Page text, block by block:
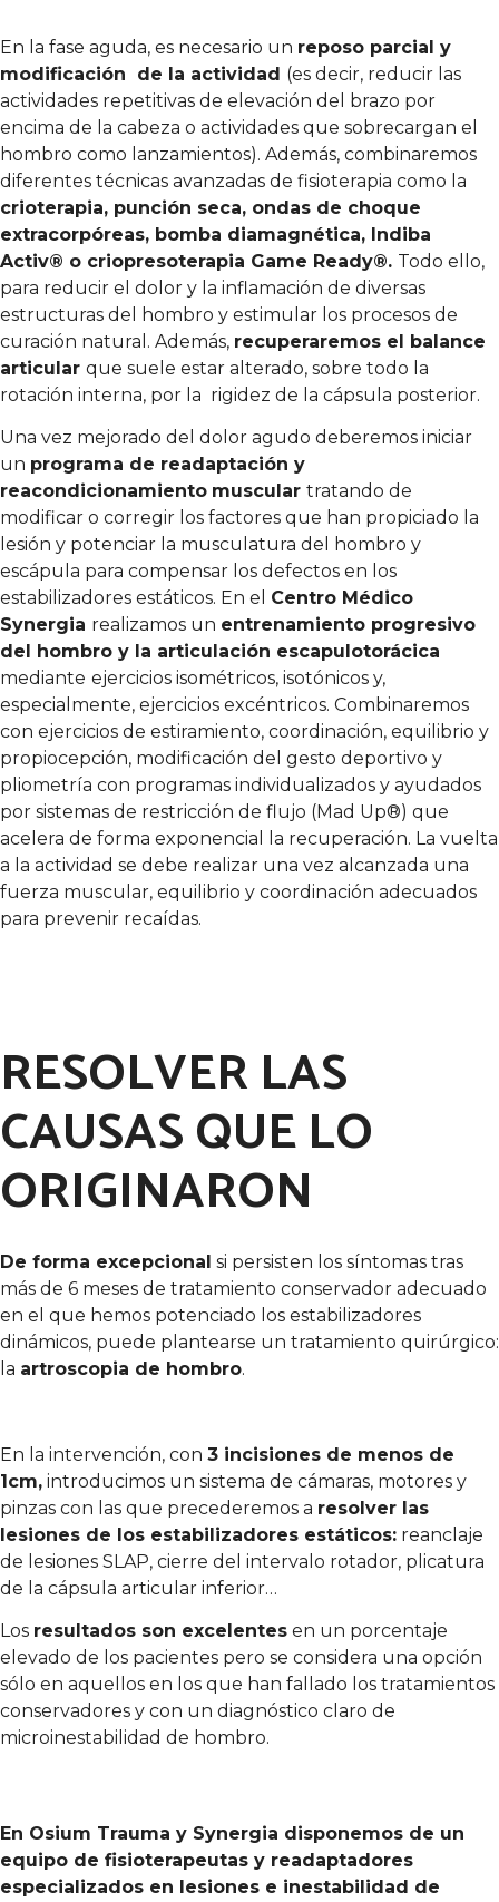
En la fase aguda, es necesario un reposo parcial y
modificación
de la actividad (es decir, reducir las
actividades repetitivas de elevación del brazo por
encima de la cabeza o actividades que sobrecargan el
hombro como lanzamientos). Además, combinaremos
diferentes técnicas avanzadas de fisioterapia como la
crioterapia, punción seca, ondas de choque
extracorpóreas, bomba diamagnética, Indiba
Activ® o criopresoterapia Game Ready®. Todo ello,
para reducir el dolor y la inflamación de diversas
estructuras del hombro y estimular los procesos de
curación natural. Además, recuperaremos el balance
articular que suele estar alterado, sobre todo la
rotación interna, por la rigidez de la cápsula posterior.
Una vez mejorado del dolor agudo deberemos iniciar
un programa de readaptación y
reacondicionamiento muscular tratando de
modificar o corregir los factores que han propiciado la
lesión y potenciar la musculatura del hombro y
escápula para compensar los defectos en los
estabilizadores estáticos. En el Centro Médico
Synergia realizamos un entrenamiento progresivo
del hombro y la articulación escapulotorácica
mediante ejercicios isométricos, isotónicos y,
especialmente, ejercicios excéntricos. Combinaremos
con ejercicios de estiramiento, coordinación, equilibrio y
propiocepción, modificación del gesto deportivo y
pliometría con programas individualizados y ayudados
por sistemas de restricción de flujo (Mad Up®) que
acelera de forma exponencial la recuperación. La vuelta
a la actividad se debe realizar una vez alcanzada una
fuerza muscular, equilibrio y coordinación adecuados
para prevenir recaídas.
RESOLVER LAS
CAUSAS QUE LO
ORIGINARON
De forma excepcional si persisten los síntomas tras
más de 6 meses de tratamiento conservador adecuado
en el que hemos potenciado los estabilizadores
dinámicos, puede plantearse un tratamiento quirúrgico:
la artroscopia de hombro.
En la intervención, con 3 incisiones de menos de
1cm, introducimos un sistema de cámaras, motores y
pinzas con las que precederemos a resolver las
lesiones de los estabilizadores estáticos: reanclaje
de lesiones SLAP, cierre del intervalo rotador, plicatura
de la cápsula articular inferior…
Los resultados son excelentes en un porcentaje
elevado de los pacientes pero se considera una opción
sólo en aquellos en los que han fallado los tratamientos
conservadores y con un diagnóstico claro de
microinestabilidad de hombro.
En Osium Trauma y Synergia disponemos de un
equipo de fisioterapeutas y readaptadores
especializados en lesiones e inestabilidad de